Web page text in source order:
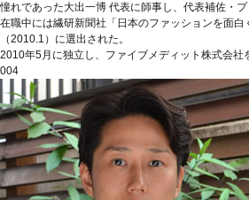
憧れであった大出一博 代表に師事し、代表補佐・プ
在職中には繊研新聞社「日本のファッションを面白
（2010.1）に選出された。
2010年5月に独立し、ファイブメディット株式会社
004